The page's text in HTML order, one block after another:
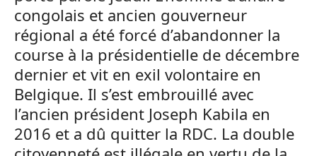
congolais et ancien gouverneur
régional a été forcé d’abandonner la
course à la présidentielle de décembre
dernier et vit en exil volontaire en
Belgique. Il s’est embrouillé avec
l’ancien président Joseph Kabila en
2016 et a dû quitter la RDC. La double